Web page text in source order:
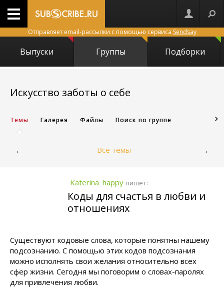
Отправляет email-рассылки с помощью сервиса Sendsay
Выпуски Группы Подборки
Искусство заботы о себе
Темы Галерея Файлы Поиск по группе
← Все темы →
Katerina_happy пишет:
Коды для счастья в любви и
отношениях
Существуют кодовые слова, которые понятны нашему
подсознанию. С помощью этих кодов подсознания
можно исполнять свои желания относительно всех
сфер жизни. Сегодня мы поговорим о словах-паролях
для привлечения любви.